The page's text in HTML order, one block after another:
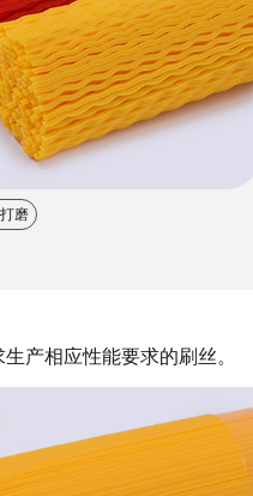
磨
产相应性能要求的刷丝。